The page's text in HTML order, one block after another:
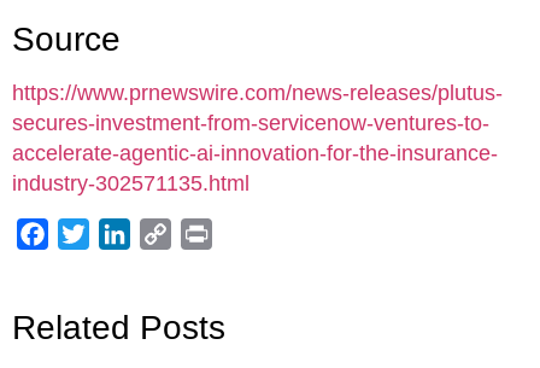
Source
https://www.prnewswire.com/news-releases/plutus-
secures-investment-from-servicenow-ventures-to-
accelerate-agentic-ai-innovation-for-the-insurance-
industry-302571135.html
Facebook
TwitterLinkedIn
Copy
Related Posts